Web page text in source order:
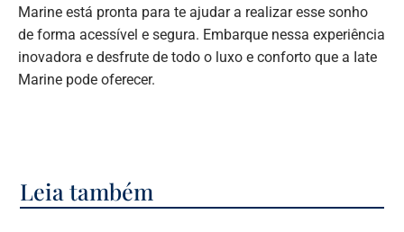
Marine está pronta para te ajudar a realizar esse sonho
de forma acessível e segura. Embarque nessa experiência
inovadora e desfrute de todo o luxo e conforto que a Iate
Marine pode oferecer.
Leia também